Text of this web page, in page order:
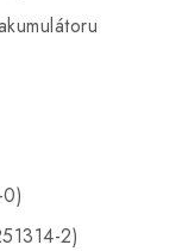
2)